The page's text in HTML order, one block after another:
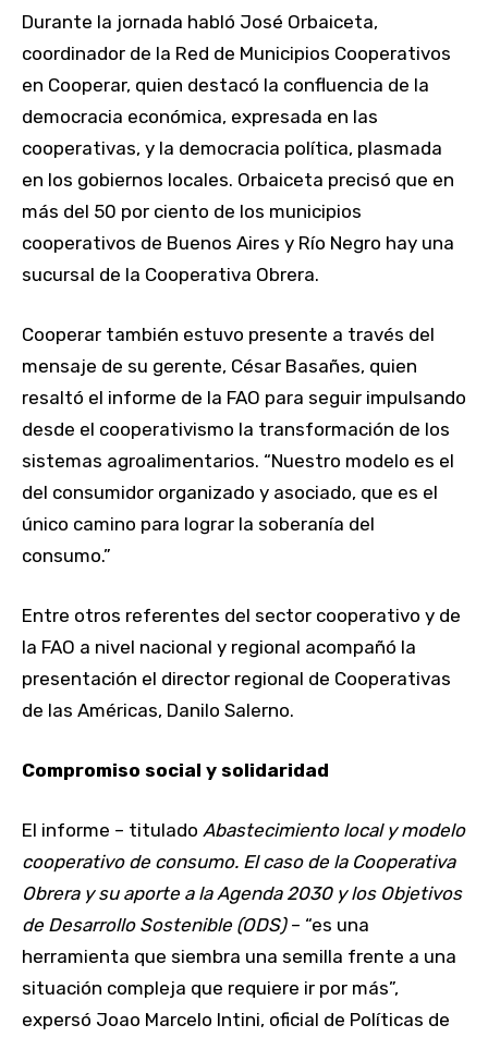
Durante la jornada habló José Orbaiceta,
coordinador de la Red de Municipios Cooperativos
en Cooperar, quien destacó la confluencia de la
democracia económica, expresada en las
cooperativas, y la democracia política, plasmada
en los gobiernos locales. Orbaiceta precisó que en
más del 50 por ciento de los municipios
cooperativos de Buenos Aires y Río Negro hay una
sucursal de la Cooperativa Obrera.
Cooperar también estuvo presente a través del
mensaje de su gerente, César Basañes, quien
resaltó el informe de la FAO para seguir impulsando
desde el cooperativismo la transformación de los
sistemas agroalimentarios. “Nuestro modelo es el
del consumidor organizado y asociado, que es el
único camino para lograr la soberanía del
consumo.”
Entre otros referentes del sector cooperativo y de
la FAO a nivel nacional y regional acompañó la
presentación el director regional de Cooperativas
de las Américas, Danilo Salerno.
Compromiso social y solidaridad
El informe – titulado Abastecimiento local y modelo
cooperativo de consumo. El caso de la Cooperativa
Obrera y su aporte a la Agenda 2030 y los Objetivos
de Desarrollo Sostenible (ODS)– “es una
herramienta que siembra una semilla frente a una
situación compleja que requiere ir por más”,
expersó Joao Marcelo Intini, oficial de Políticas de